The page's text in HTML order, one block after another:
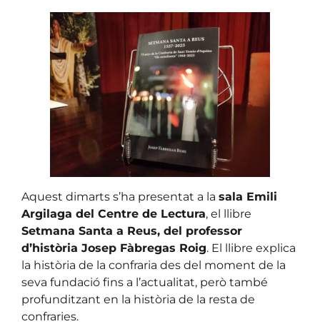
Aquest dimarts s’ha presentat a la sala Emili
Argilaga del Centre de Lectura, el llibre
Setmana Santa a Reus, del professor
d’història Josep Fàbregas Roig. El llibre explica
la història de la confraria des del moment de la
seva fundació fins a l’actualitat, però també
profunditzant en la història de la resta de
confraries.